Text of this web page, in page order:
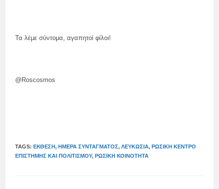
Τα λέμε σύντομα, αγαπητοί φίλοι!
@Roscosmos
TAGS:ΈΚΘΕΣΗ, ΗΜΈΡΑ ΣΥΝΤΆΓΜΑΤΟΣ, ΛΕΥΚΩΣΊΑ, ΡΩΣΙΚΉ ΚΈΝΤΡΟ
ΕΠΙΣΤΉΜΗΣ ΚΑΙ ΠΟΛΙΤΙΣΜΟΎ, ΡΩΣΙΚΉ ΚΟΙΝΌΤΗΤΑ